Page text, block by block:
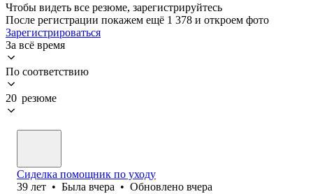
Чтобы видеть все резюме, зарегистрируйтесь
После регистрации покажем ещё 1 378 и откроем фото
Зарегистрироваться
За всё время
По соответствию
20 резюме
Сиделка помощник по уходу
39 лет • Была вчера • Обновлено вчера